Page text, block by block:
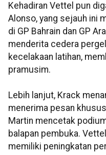
Kehadiran Vettel pun
Alonso, yang sejauh ini
di GP Bahrain dan GP
menderita cedera
kecelakaan latihan,
pramusim.
Lebih lanjut, Krack
menerima pesan
Martin mencetak
balapan pembuka.
memiliki peningkatan